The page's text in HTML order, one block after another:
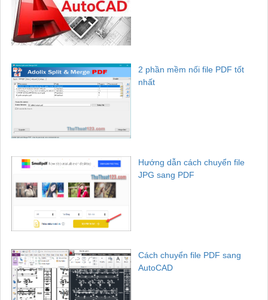
2 phần mềm nối file PDF tốt
nhất
Hướng dẫn cách chuyển file
JPG sang PDF
Cách chuyển file PDF sang
AutoCAD